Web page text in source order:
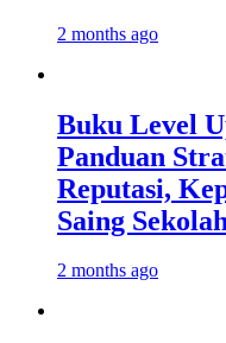
2 months ago
Buku Level
Panduan
Reputasi,
Saing
2 months ago